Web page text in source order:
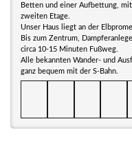
Betten und einer Aufbettung,
zweiten Etage.
Unser Haus liegt an der
Bis zum Zentrum,
circa 10-15 Minuten Fußweg.
Alle bekannten Wander- und
ganz bequem mit der S-Bahn.